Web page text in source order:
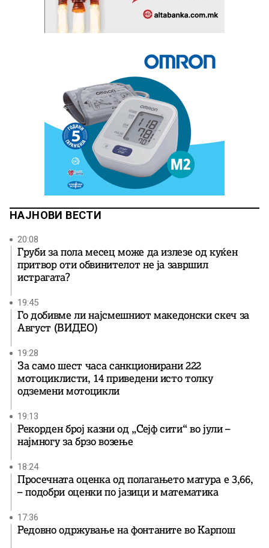
НАЈНОВИ ВЕСТИ
20:08
Груби за пола месец може да излезе од куќен
притвор оти обвинителот не ја завршил
истрагата?
19:45
Го добивме ли најсмешниот македонски скеч за
Август (ВИДЕО)
19:28
За само шест часа санкционирани 222
мотоциклисти, 14 приведени исто толку
одземени мотоцикли
19:13
Рекорден број казни од „Сејф сити“ во јули –
најмногу за брзо возење
18:24
Просечната оценка од полагањето матура е 3,66,
– подобри оценки по јазици и математика
17:36
Редовно одржување на фонтаните во Карпош